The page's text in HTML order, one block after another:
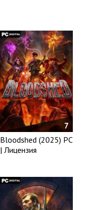
7
Bloodshed (2025) PC
| Лицензия